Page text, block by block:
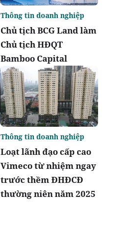
Chủ tịch BCG Land làm
Chủ tịch HĐQT
Bamboo Capital
Thông tin doanh nghiệp
Loạt lãnh đạo cấp cao
Vimeco từ nhiệm ngay
trước thềm ĐHĐCĐ
thường niên năm 2025
Thông tin doanh nghiệp